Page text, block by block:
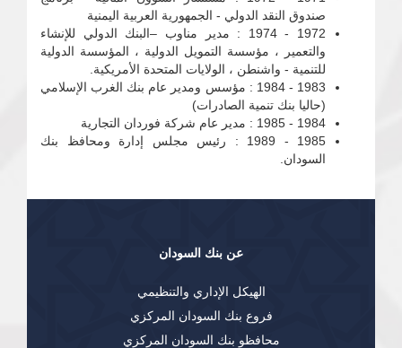
صندوق النقد الدولي - الجمهورية العربية اليمنية
1972 - 1974 : مدير مناوب –البنك الدولي للإنشاء
والتعمير ، مؤسسة التمويل الدولية ، المؤسسة الدولية
للتنمية - واشنطن ، الولايات المتحدة الأمريكية.
1983 - 1984 : مؤسس ومدير عام بنك الغرب الإسلامي
(حاليا بنك تنمية الصادرات)
1984 - 1985 : مدير عام شركة فوردان التجارية
1985 - 1989 : رئيس مجلس إدارة ومحافظ بنك
السودان.
عن بنك السودان
الهيكل الإداري والتنظيمي
فروع بنك السودان المركزي
محافظو بنك السودان المركزي